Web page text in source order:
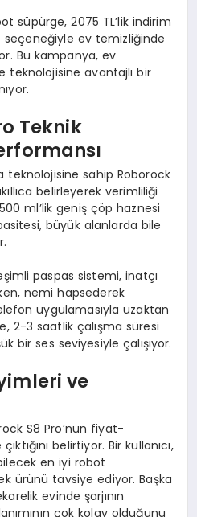
süpürge, 2075 TL’lik indirim
ev temizliğinde
Bu kampanya, ev
teknolojisine avantajlı bir
Teknik
teknolojisine sahip Roborock
belirleyerek verimliliği
ml’lik geniş çöp haznesi
büyük alanlarda bile
paspas sistemi, inatçı
nemi hapsederek
uygulamasıyla uzaktan
2-3 saatlik çalışma süresi
bir ses seviyesiyle çalışıyor.
ve
S8 Pro’nun fiyat-
belirtiyor. Bir kullanıcı,
en iyi robot
ürünü tavsiye ediyor. Başka
evinde şarjının
çok kolay olduğunu